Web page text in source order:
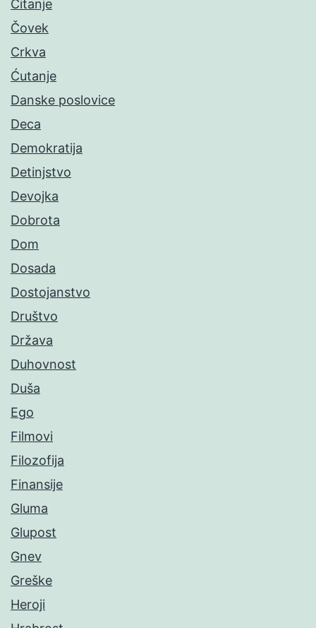
Čitanje
Čovek
Crkva
Ćutanje
Danske poslovice
Deca
Demokratija
Detinjstvo
Devojka
Dobrota
Dom
Dosada
Dostojanstvo
Društvo
Država
Duhovnost
Duša
Ego
Filmovi
Filozofija
Finansije
Gluma
Glupost
Gnev
Greške
Heroji